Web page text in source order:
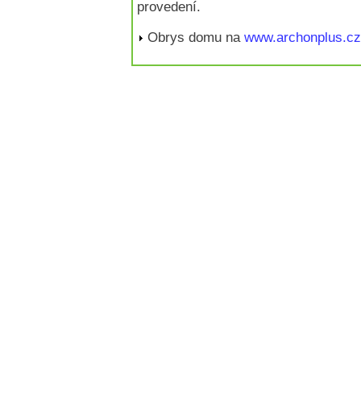
provedení.
Obrys domu na www.archonplus.cz